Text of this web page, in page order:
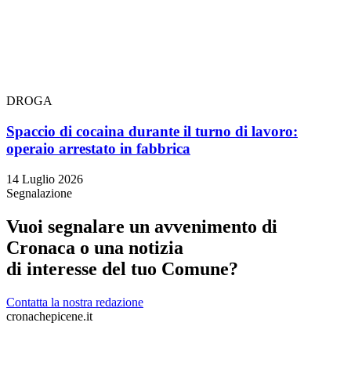
DROGA
Spaccio di cocaina durante il turno di lavoro:
operaio arrestato in fabbrica
14 Luglio 2026
Segnalazione
Vuoi segnalare un avvenimento di
Cronaca o una notizia
di interesse del tuo Comune?
Contatta la nostra redazione
cronachepicene.it